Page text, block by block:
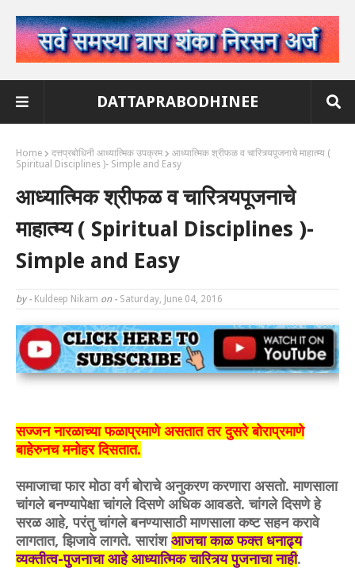
DATTAPRABODHINEE
Home दत्तप्रबोधिनी आध्यात्मिक उपक्रम
आध्यात्मिक श्रीफळ व चारित्र्यपूजनाचे माहात्म्य (
Spiritual Disciplines )- Simple and Easy
आध्यात्मिक श्रीफळ व चारित्र्यपूजनाचे
माहात्म्य ( Spiritual Disciplines )-
Simple and Easy
by - Kuldeep Nikam on - Saturday, June 04, 2016
सज्जन नारळाच्या फळाप्रमाणे असतात तर दुसरे बोराप्रमाणे
बाहेरुनच मनोहर दिसतात.
समाजाचा फार मोठा वर्ग बोराचे अनुकरण करणारा असतो. माणसाला
चांगले बनण्यापेक्षा चांगले दिसणे अधिक आवडते. चांगले दिसणे हे
सरळ आहे, परंतु चांगले बनण्यासाठी माणसाला कष्ट सहन करावे
लागतात, झिजावे लागते. सारांशआजचा काळ फक्त धनाढ्य
व्यक्तीत्व-पुजनाचा आहे आध्यात्मिक चारित्र्य पुजनाचा नाही.